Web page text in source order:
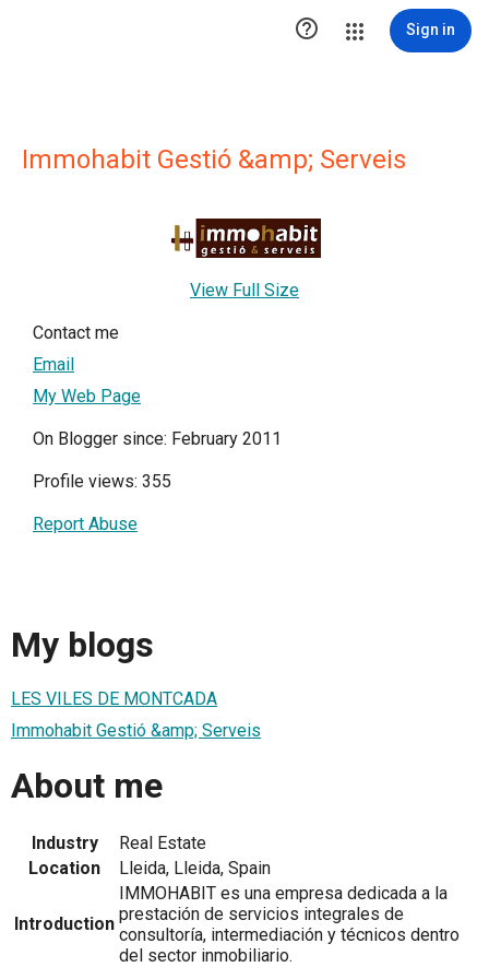
 Sign in
Immohabit Gestió &amp; Serveis
View Full Size
Contact me
Email
My Web Page
On Blogger since: February 2011
Profile views: 355
Report Abuse
My blogs
LES VILES DE MONTCADA
Immohabit Gestió &amp; Serveis
About me
Industry
Real Estate
Location
Lleida, Lleida, Spain
Introduction
IMMOHABIT es una empresa dedicada a la
prestación de servicios integrales de
consultoría, intermediación y técnicos dentro
del sector inmobiliario.